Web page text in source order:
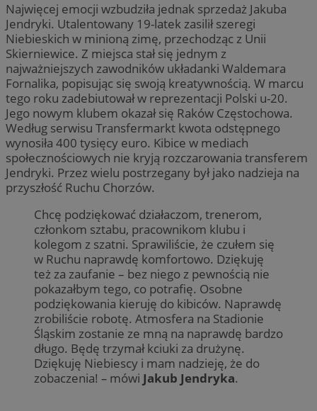
Najwięcej emocji wzbudziła jednak sprzedaż Jakuba
Jendryki. Utalentowany 19-latek zasilił szeregi
Niebieskich w minioną zimę, przechodząc z Unii
Skierniewice. Z miejsca stał się jednym z
najważniejszych zawodników układanki Waldemara
Fornalika, popisując się swoją kreatywnością. W marcu
tego roku zadebiutował w reprezentacji Polski u-20.
Jego nowym klubem okazał się Raków Częstochowa.
Według serwisu Transfermarkt kwota odstępnego
wynosiła 400 tysięcy euro. Kibice w mediach
społecznościowych nie kryją rozczarowania transferem
Jendryki. Przez wielu postrzegany był jako nadzieja na
przyszłość Ruchu Chorzów.
Chcę podziękować działaczom, trenerom,
członkom sztabu, pracownikom klubu i
kolegom z szatni. Sprawiliście, że czułem się
w Ruchu naprawdę komfortowo. Dziękuję
też za zaufanie – bez niego z pewnością nie
pokazałbym tego, co potrafię. Osobne
podziękowania kieruję do kibiców. Naprawdę
zrobiliście robotę. Atmosfera na Stadionie
Śląskim zostanie ze mną na naprawdę bardzo
długo. Będę trzymał kciuki za drużynę.
Dziękuję Niebiescy i mam nadzieję, że do
zobaczenia! – mówi Jakub Jendryka.